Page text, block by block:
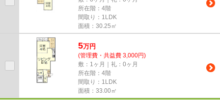
所在階：4階
間取り：1LDK
面積：30.25㎡
5万円
(管理費・共益費 3,000円)
敷：1ヶ月｜礼：0ヶ月
所在階：4階
間取り：1LDK
面積：33.00㎡